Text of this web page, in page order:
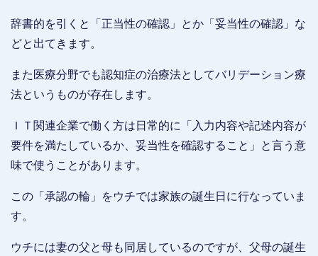
辞書的を引くと「正当性の確認」とか「妥当性の確認」な
どと出てきます。
また医療分野でも認知症の治療法としてバリデーション療
法というものが存在します。
ＩＴ関連企業で働く方は日常的に「入力内容や記述内容が
要件を満たしているか、妥当性を確認すること」と言う意
味で使うことがあります。
この「承認の輪」をウチでは家族の誕生日に行なっていま
す。
ウチには妻の父と母も同居しているのですが、父母の誕生